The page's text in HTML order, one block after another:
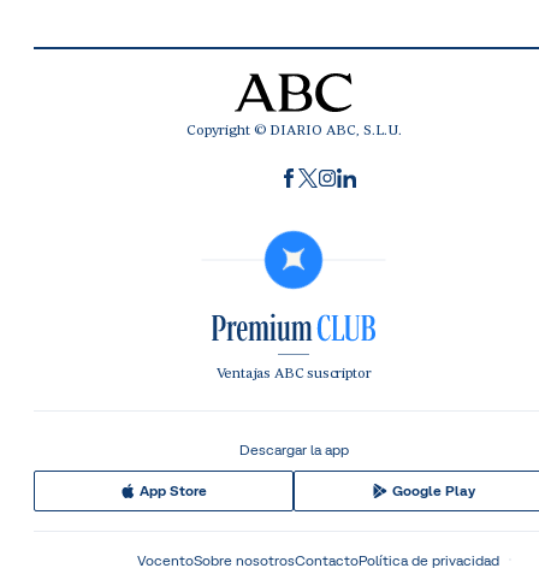
Copyright © DIARIO ABC, S.L.U.
Ventajas ABC suscriptor
Descargar la app
App Store Google Play
VocentoSobre nosotrosContactoPolítica de privacidad